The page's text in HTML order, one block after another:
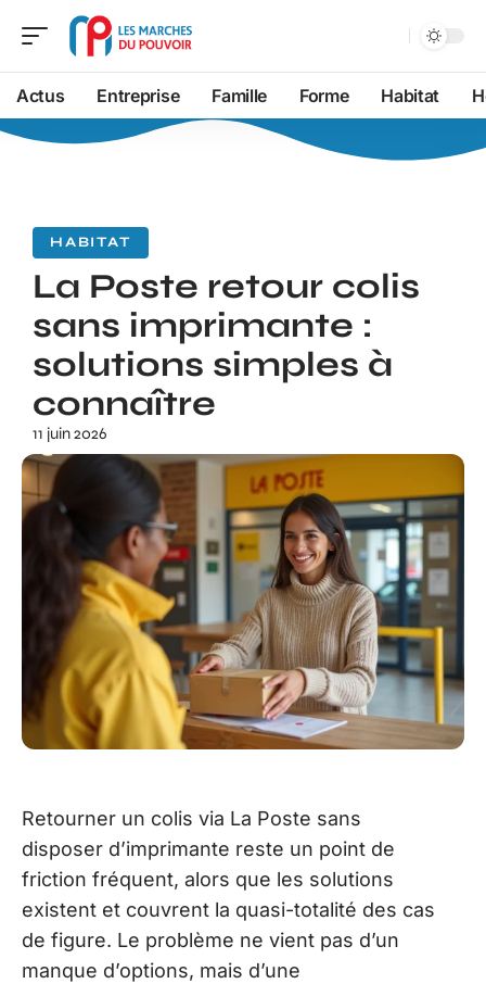
Actus Entreprise Famille Forme Habitat
HABITAT
La Poste retour colis
sans imprimante :
solutions simples à
connaître
11 juin 2026
Retourner un colis via La Poste sans
disposer d’imprimante reste un point de
friction fréquent, alors que les solutions
existent et couvrent la quasi-totalité des cas
de figure. Le problème ne vient pas d’un
manque d’options, mais d’une